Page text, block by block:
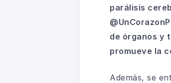
parálisis
de órganos y
promueve la
Además, se